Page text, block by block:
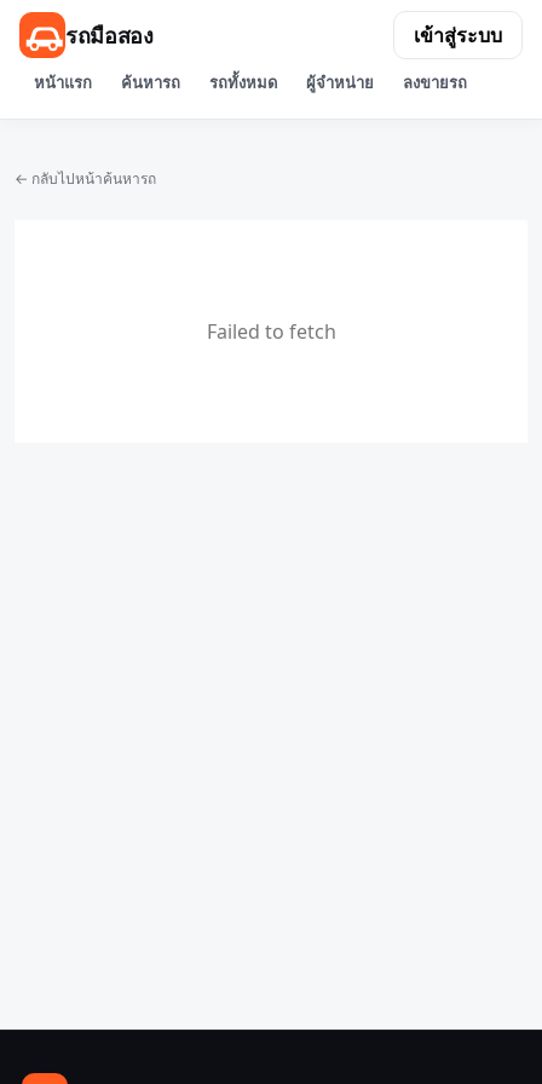
รถมือสอง
หน้าแรก ค้นหารถ รถทั้งหมด ผู้จำหน่าย ลงขายรถ
เข้าสู่ระบบ
← กลับไปหน้าค้นหารถ
Failed to fetch